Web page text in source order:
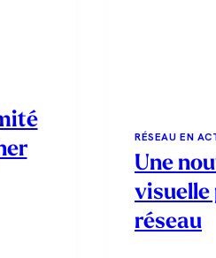
RÉSEAU EN
Une
réseau